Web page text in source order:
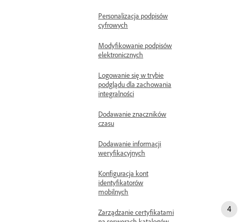
Personalizacja podpisów
cyfrowych
Modyfikowanie podpisów
elektronicznych
Logowanie się w trybie
podglądu dla zachowania
integralności
Dodawanie znaczników
czasu
Dodawanie informacji
weryfikacyjnych
Konfiguracja kont
identyfikatorów
mobilnych
Zarządzanie certyfikatami